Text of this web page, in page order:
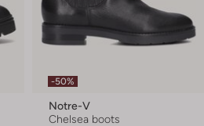
-50%
Notre-V
Chelsea boots